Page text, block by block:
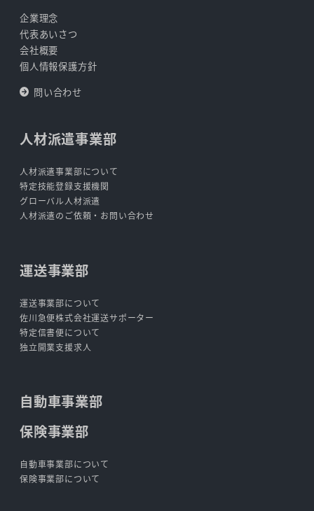
企業理念
代表あいさつ
会社概要
個人情報保護方針
問い合わせ
人材派遣事業部
人材派遣事業部について
特定技能登録支援機関
グローバル人材派遣
人材派遣のご依頼・お問い合わせ
運送事業部
運送事業部について
佐川急便株式会社運送サポーター
特定信書便について
独立開業支援求人
自動車事業部
保険事業部
自動車事業部について
保険事業部について